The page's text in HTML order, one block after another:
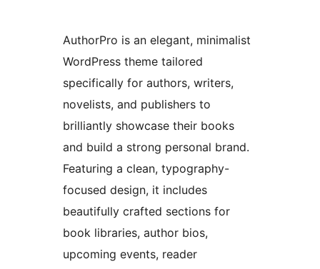
AuthorPro is an elegant, minimalist
WordPress theme tailored
specifically for authors, writers,
novelists, and publishers to
brilliantly showcase their books
and build a strong personal brand.
Featuring a clean, typography-
focused design, it includes
beautifully crafted sections for
book libraries, author bios,
upcoming events, reader